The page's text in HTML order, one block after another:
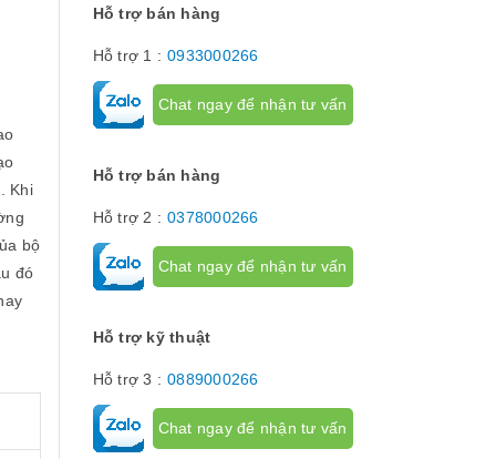
Khi
bộ
đó
Hỗ trợ bán hàng
Hỗ trợ 1 : 0933000266
Chat ngay để nhận tư vấn
Hỗ trợ bán hàng
Hỗ trợ 2 : 0378000266
Chat ngay để nhận tư vấn
Hỗ trợ kỹ thuật
Hỗ trợ 3 : 0889000266
Chat ngay để nhận tư vấn